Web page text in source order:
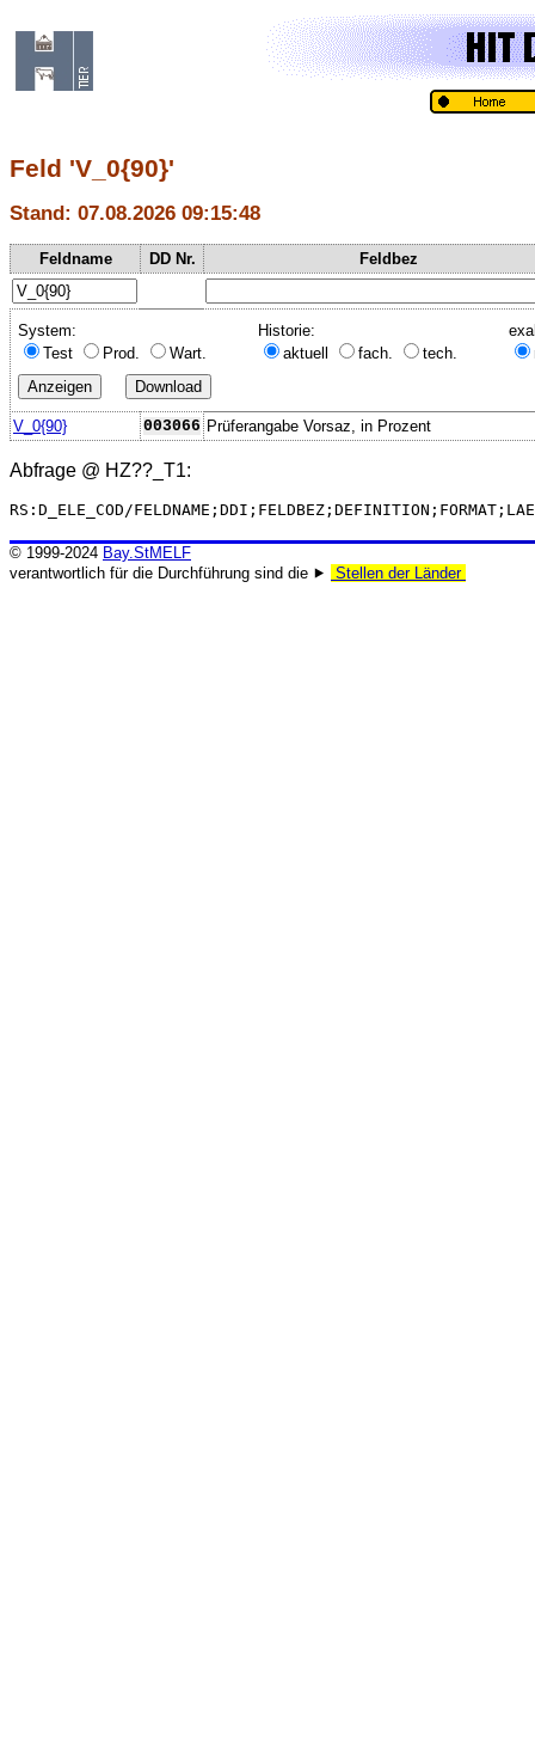
Feld 'V_0{90}'
Stand: 07.08.2026 09:15:48
Feldname DD Nr. Feldbez
System:
Test
Prod. Wart.
Historie:
aktuell
fach. tech.
V_0{90} 003066 Prüferangabe Vorsaz, in Prozent
Abfrage @ HZ??_T1:
RS:D_ELE_COD/
© 1999-2024 Bay.StMELF
verantwortlich für die Durchführung sind die ⯈
Stellen der Länder